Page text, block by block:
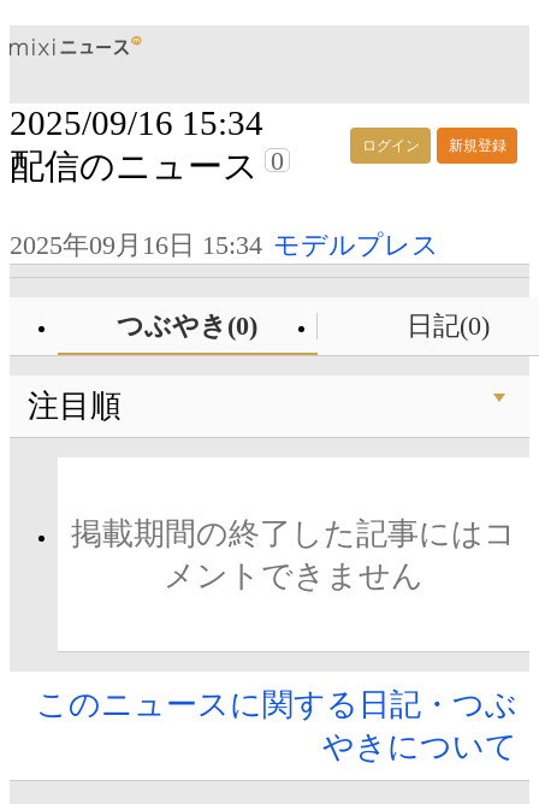
ログイン 新規登録
2025/09/16 15:34
配信のニュース
0
2025年09月16日 15:34 モデルプレス
つぶやき(0) 日記(0)
注目順
掲載期間の終了した記事にはコ
メントできません
このニュースに関する日記・つぶ
やきについて